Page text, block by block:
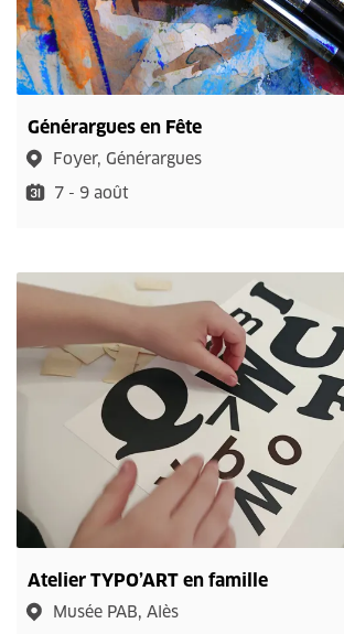
Générargues en Fête
Foyer, Générargues
7 - 9 août
Atelier TYPO’ART en famille
Musée PAB, Alès